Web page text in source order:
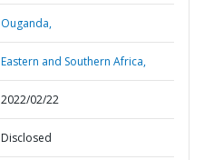
Ouganda,
Eastern and Southern Africa,
2022/02/22
Disclosed